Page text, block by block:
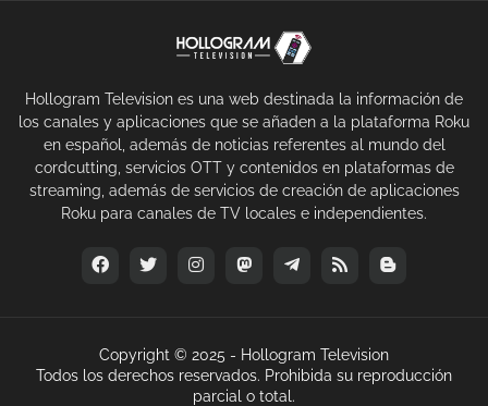
Hollogram Television es una web destinada la información de
los canales y aplicaciones que se añaden a la plataforma Roku
en español, además de noticias referentes al mundo del
cordcutting, servicios OTT y contenidos en plataformas de
streaming, además de servicios de creación de aplicaciones
Roku para canales de TV locales e independientes.
Copyright © 2025 - Hollogram Television
Todos los derechos reservados. Prohibida su reproducción
parcial o total.